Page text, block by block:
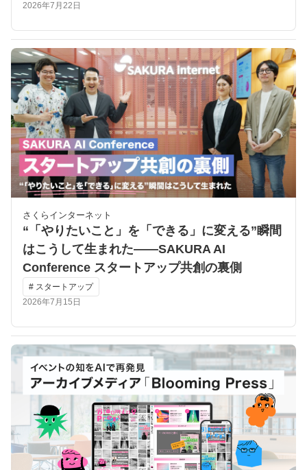
2026年7月22日
さくらインターネット
“「やりたいこと」を「できる」に変える”瞬間
はこうして生まれた――SAKURA AI
Conference スタートアップ共創の裏側
# スタートアップ
2026年7月15日